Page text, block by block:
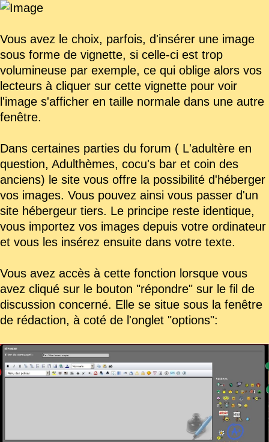
Vous avez le choix, parfois, d'insérer une image
sous forme de vignette, si celle-ci est trop
volumineuse par exemple, ce qui oblige alors vos
lecteurs à cliquer sur cette vignette pour voir
l'image s'afficher en taille normale dans une autre
fenêtre.
Dans certaines parties du forum ( L'adultère en
question, Adulthèmes, cocu's bar et coin des
anciens) le site vous offre la possibilité d'héberger
vos images. Vous pouvez ainsi vous passer d'un
site hébergeur tiers. Le principe reste identique,
vous importez vos images depuis votre ordinateur
et vous les insérez ensuite dans votre texte.
Vous avez accès à cette fonction lorsque vous
avez cliqué sur le bouton "répondre" sur le fil de
discussion concerné. Elle se situe sous la fenêtre
de rédaction, à coté de l'onglet "options":